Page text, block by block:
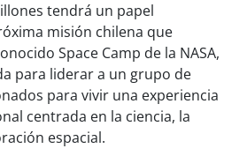
tendrá un papel
misión chilena que
Space Camp de la NASA,
para liderar a un grupo de
para vivir una experiencia
centrada en la ciencia, la
espacial.